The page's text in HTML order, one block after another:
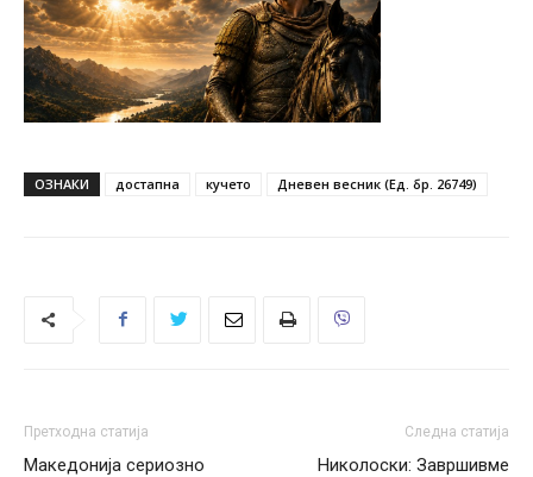
ОЗНАКИ достапна кучето Дневен весник (Ед. бр. 26749)
Претходна статија
Македонија сериозно
Следна статија
Николоски: Завршивме